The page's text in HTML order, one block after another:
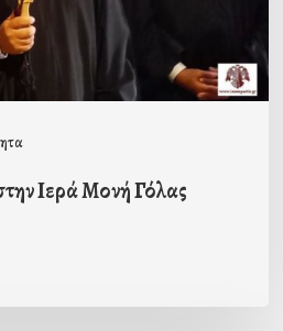
Ιερά Μονή Γόλας